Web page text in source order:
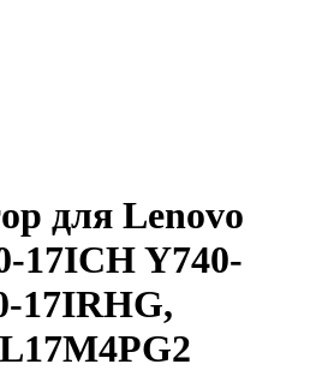
для Lenovo
17ICH Y740-
17IRHG,